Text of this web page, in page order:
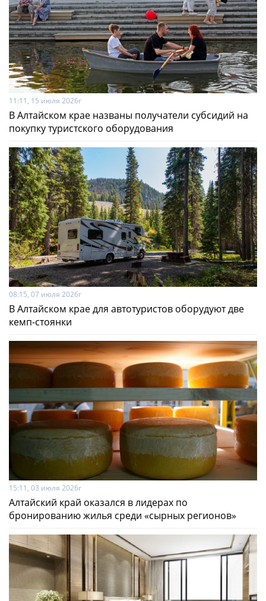
11:11, 15 июля 2026г
В Алтайском крае названы получатели субсидий на
покупку туристского оборудования
08:15, 07 июля 2026г
В Алтайском крае для автотуристов оборудуют две
кемп-стоянки
15:11, 03 июля 2026г
Алтайский край оказался в лидерах по
бронированию жилья среди «сырных регионов»